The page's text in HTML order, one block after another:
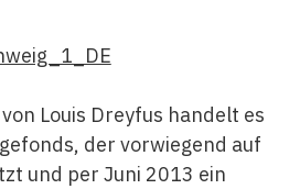
Louis Dreyfus handelt es
der vorwiegend auf
und per Juni 2013 ein